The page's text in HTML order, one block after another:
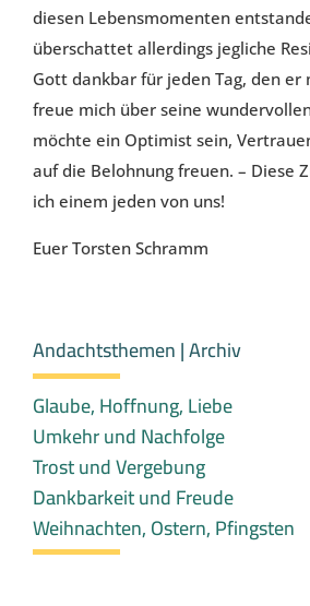
diesen Lebensmomenten
überschattet allerdings jegliche
Gott dankbar für jeden Tag, den er
freue mich über seine
möchte ein Optimist sein,
auf die Belohnung freuen. – Diese
ich einem jeden von uns!
Euer Torsten Schramm
Andachtsthemen | Archiv
Glaube, Hoffnung, Liebe
Umkehr und Nachfolge
Trost und Vergebung
Dankbarkeit und Freude
Weihnachten, Ostern, Pfingsten